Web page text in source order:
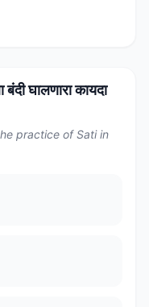
घालणारा कायदा
practice of Sati in